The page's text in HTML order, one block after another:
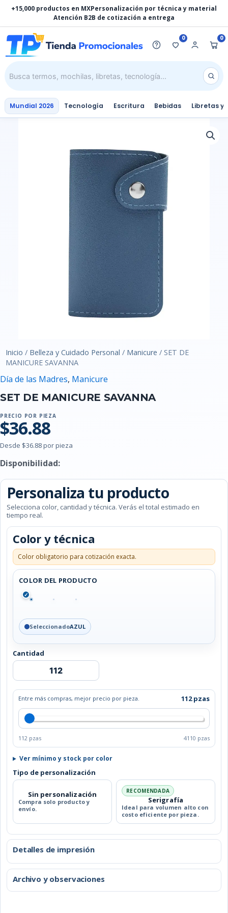
contenido
+15,000 productos en MXPersonalización por técnica y material
Atención B2B de cotización a entrega
0 0
Mundial 2026 Tecnología Escritura Bebidas Libretas y
Inicio / Belleza y Cuidado Personal / Manicure / SET DE
MANICURE SAVANNA
Día de las Madres, Manicure
SET DE MANICURE SAVANNA
PRECIO POR PIEZA
$36.88
Desde $36.88 por pieza
Disponibilidad:
Personaliza tu producto
Selecciona color, cantidad y técnica. Verás el total estimado en
tiempo real.
Color y técnica
Color obligatorio para cotización exacta.
COLOR DEL PRODUCTO
✓
SeleccionadoAZUL
Cantidad
SET
SAVANNA
Entre más compras, mejor precio por pieza. 112 pzas
112 pzas 4110 pzas
Ver mínimo y stock por color
Tipo de personalización
Sin personalización
Compra solo producto y
envío.
RECOMENDADA
Serigrafía
Ideal para volumen alto con
costo eficiente por pieza.
Detalles de impresión
Archivo y observaciones